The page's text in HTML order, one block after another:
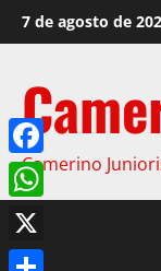
7 de agosto de
Camerino
Facebook
WhatsApp
X